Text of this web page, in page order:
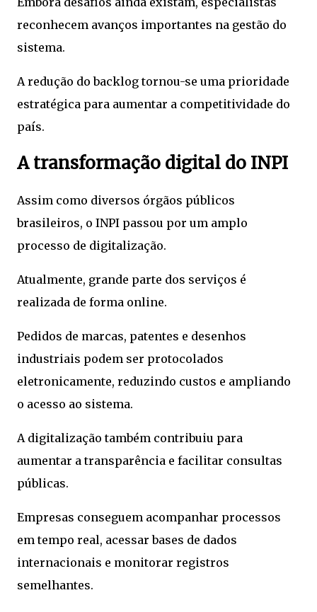
reconhecem avanços importantes na gestão do
sistema.
A redução do backlog tornou-se uma prioridade
estratégica para aumentar a competitividade do
país.
A transformação digital do INPI
Assim como diversos órgãos públicos
brasileiros, o INPI passou por um amplo
processo de digitalização.
Atualmente, grande parte dos serviços é
realizada de forma online.
Pedidos de marcas, patentes e desenhos
industriais podem ser protocolados
eletronicamente, reduzindo custos e ampliando
o acesso ao sistema.
A digitalização também contribuiu para
aumentar a transparência e facilitar consultas
públicas.
Empresas conseguem acompanhar processos
em tempo real, acessar bases de dados
internacionais e monitorar registros
semelhantes.